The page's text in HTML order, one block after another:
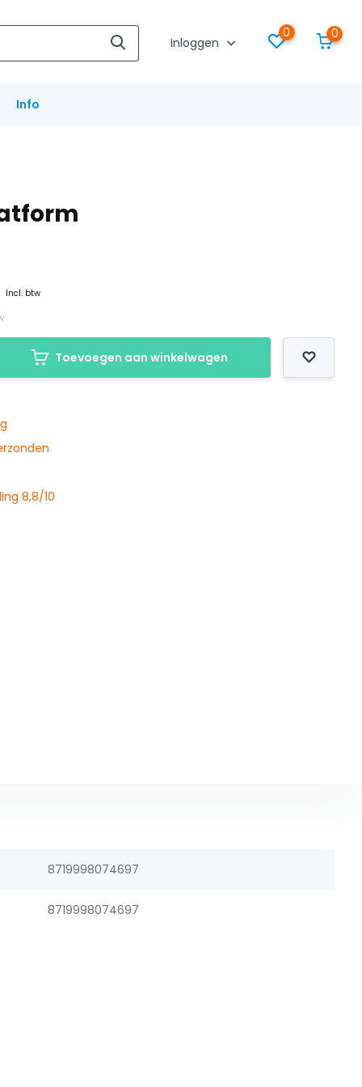
Inloggen
0 0
Info
Incl. btw
Toevoegen aan winkelwagen
8,8/10
8719998074697
8719998074697